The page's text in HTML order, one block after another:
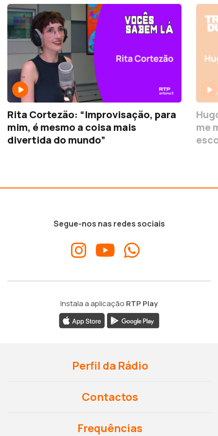
Rita Cortezão: “Improvisação, para
mim, é mesmo a coisa mais
divertida do mundo”
me
Segue-nos nas redes sociais
Instala a aplicação RTP Play
Perfil da Rádio
Contactos
Frequências